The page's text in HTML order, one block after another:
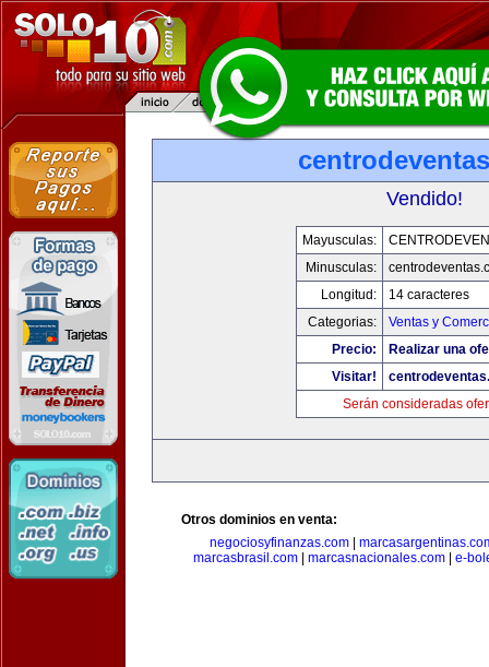
Vendido!
Mayusculas:
Minusculas:
Longitud:
14 caracteres
Categorias:
Ventas y
Precio:
Realizar una
Visitar!
Serán consideradas
Otros dominios en venta:
negociosyfinanzas.com
marcasbrasil.com| marcasnacionales.com| e-